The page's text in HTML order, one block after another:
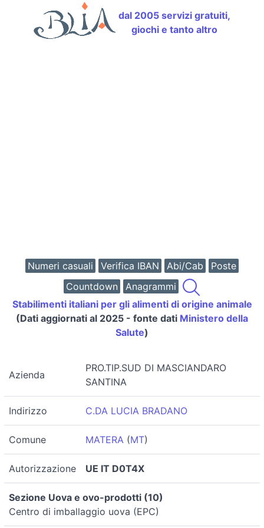
dal 2005 servizi gratuiti,
giochi e tanto altro
Numeri casuali Verifica IBAN Abi/Cab
Poste
Countdown
Anagrammi
Stabilimenti italiani per gli alimenti di origine animale
(Dati aggiornati al 2025 - fonte dati Ministero della
Salute)
Azienda
PRO.TIP.SUD DI MASCIANDARO
SANTINA
Indirizzo C.DA LUCIA BRADANO
Comune MATERA (MT)
Autorizzazione UE IT D0T4X
Sezione Uova e ovo-prodotti (10)
Centro di imballaggio uova (EPC)